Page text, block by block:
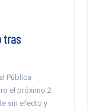
tras
Pública
el próximo 2
sin efecto y